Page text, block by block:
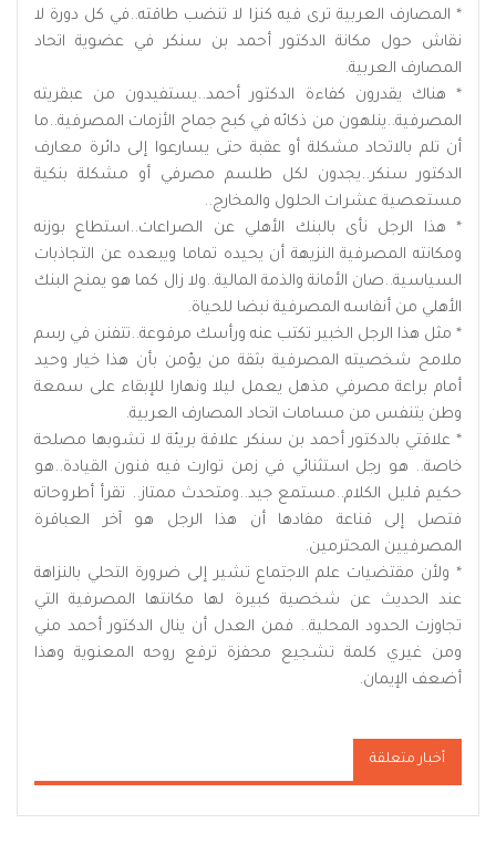
* المصارف العربية ترى فيه كنزا لا تنضب طاقته..في كل دورة لا
نقاش حول مكانة الدكتور أحمد بن سنكر في عضوية اتحاد
المصارف العربية.
* هناك يقدرون كفاءة الدكتور أحمد..يستفيدون من عبقريته
المصرفية..ينلهون من ذكائه في كبح جماح الأزمات المصرفية..ما
أن تلم بالاتحاد مشكلة أو عقبة حتى يسارعوا إلى دائرة معارف
الدكتور سنكر..يجدون لكل طلسم مصرفي أو مشكلة بنكية
مستعصية عشرات الحلول والمخارج..
* هذا الرجل نأى بالبنك الأهلي عن الصراعات..استطاع بوزنه
ومكانته المصرفية النزيهة أن يحيده تماما ويبعده عن التجاذبات
السياسية..صان الأمانة والذمة المالية..ولا زال كما هو يمنح البنك
الأهلي من أنفاسه المصرفية نبضا للحياة.
* مثل هذا الرجل الخبير تكتب عنه ورأسك مرفوعة..تتفنن في رسم
ملامح شخصيته المصرفية بثقة من يؤمن بأن هذا خيار وحيد
أمام براعة مصرفي مذهل يعمل ليلا ونهارا للإبقاء على سمعة
وطن يتنفس من مسامات اتحاد المصارف العربية.
* علاقتي بالدكتور أحمد بن سنكر علاقة بريئة لا تشوبها مصلحة
خاصة.. هو رجل استثنائي في زمن توارت فيه فنون القيادة..هو
حكيم قليل الكلام..مستمع جيد..ومتحدث ممتاز.. تقرأ أطروحاته
فتصل إلى قناعة مفادها أن هذا الرجل هو آخر العباقرة
المصرفيين المحترمين.
* ولأن مقتضيات علم الاجتماع تشير إلى ضرورة التحلي بالنزاهة
عند الحديث عن شخصية كبيرة لها مكانتها المصرفية التي
تجاوزت الحدود المحلية.. فمن العدل أن ينال الدكتور أحمد مني
ومن غيري كلمة تشجيع محفزة ترفع روحه المعنوية وهذا
أضعف الإيمان.
أخبار متعلقة